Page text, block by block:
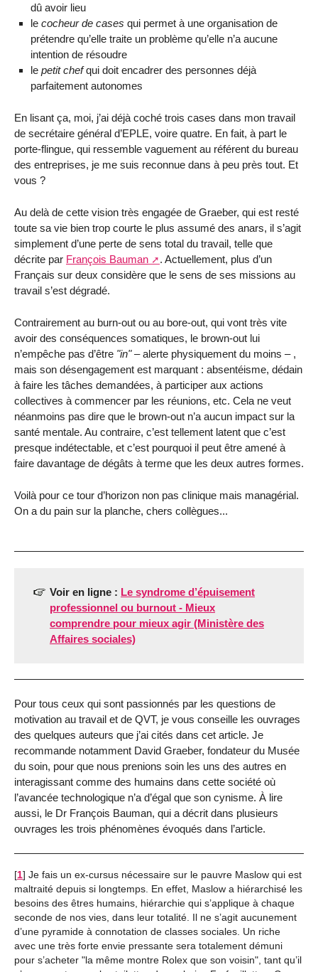
dû avoir lieu
le cocheur de cases qui permet à une organisation de
prétendre qu’elle traite un problème qu’elle n’a aucune
intention de résoudre
le petit chefqui doit encadrer des personnes déjà
parfaitement autonomes
En lisant ça, moi, j’ai déjà coché trois cases dans mon travail
de secrétaire général d’EPLE, voire quatre. En fait, à part le
porte-flingue, qui ressemble vaguement au référent du bureau
des entreprises, je me suis reconnue dans à peu près tout. Et
vous ?
Au delà de cette vision très engagée de Graeber, qui est resté
toute sa vie bien trop courte le plus assumé des anars, il s’agit
simplement d’une perte de sens total du travail, telle que
décrite par François Bauman
. Actuellement, plus d’un
Français sur deux considère que le sens de ses missions au
travail s’est dégradé.
Contrairement au burn-out ou au bore-out, qui vont très vite
avoir des conséquences somatiques, le brown-out lui
n’empêche pas d’être "in"– alerte physiquement du moins – ,
mais son désengagement est marquant : absentéisme, dédain
à faire les tâches demandées, à participer aux actions
collectives à commencer par les réunions, etc. Cela ne veut
néanmoins pas dire que le brown-out n’a aucun impact sur la
santé mentale. Au contraire, c’est tellement latent que c’est
presque indétectable, et c’est pourquoi il peut être amené à
faire davantage de dégâts à terme que les deux autres formes.
Voilà pour ce tour d’horizon non pas clinique mais managérial.
On a du pain sur la planche, chers collègues...
Voir en ligne : Le syndrome d’épuisement
professionnel ou burnout - Mieux
comprendre pour mieux agir (Ministère des
Affaires sociales)
Pour tous ceux qui sont passionnés par les questions de
motivation au travail et de QVT, je vous conseille les ouvrages
des quelques auteurs que j’ai cités dans cet article. Je
recommande notamment David Graeber, fondateur du Musée
du soin, pour que nous prenions soin les uns des autres en
interagissant comme des humains dans cette société où
l’avancée technologique n’a d’égal que son cynisme. À lire
aussi, le Dr François Bauman, qui a décrit dans plusieurs
ouvrages les trois phénomènes évoqués dans l’article.
[1] Je fais un ex-cursus nécessaire sur le pauvre Maslow qui est
maltraité depuis si longtemps. En effet, Maslow a hiérarchisé les
besoins des êtres humains, hiérarchie qui s’applique à chaque
seconde de nos vies, dans leur totalité. Il ne s’agit aucunement
d’une pyramide à connotation de classes sociales. Un riche
avec une très forte envie pressante sera totalement démuni
pour s’acheter "la même montre Rolex que son voisin", tant qu’il